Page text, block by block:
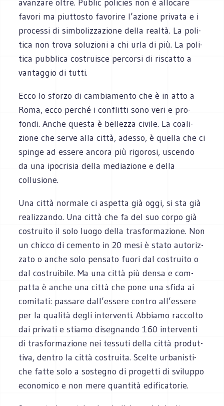
avan­zare oltre. Public poli­cies non è allo­care
favori ma piut­to­sto favo­rire l’azione pri­vata e i
pro­cessi di sim­bo­liz­za­zione della realtà. La poli­
tica non trova solu­zioni a chi urla di più. La poli­
tica pub­blica costrui­sce per­corsi di riscatto a
van­tag­gio di tutti.
Ecco lo sforzo di cam­bia­mento che è in atto a
Roma, ecco per­ché i con­flitti sono veri e pro­
fondi. Anche que­sta è bel­lezza civile. La coa­li­
zione che serve alla città, adesso, è quella che ci
spinge ad essere ancora più rigo­rosi, uscendo
da una ipo­cri­sia della media­zione e della
collusione.
Una città nor­male ci aspetta già oggi, si sta già
rea­liz­zando. Una città che fa del suo corpo già
costruito il solo luogo della tra­sfor­ma­zione. Non
un chicco di cemento in 20 mesi è stato auto­riz­
zato o anche solo pen­sato fuori dal costruito o
dal costrui­bile. Ma una città più densa e com­
patta è anche una città che pone una sfida ai
comi­tati: pas­sare dall’essere con­tro all’essere
per la qua­lità degli inter­venti. Abbiamo rac­colto
dai pri­vati e stiamo dise­gnando 160 inter­venti
di tra­sfor­ma­zione nei tes­suti della città pro­dut­
tiva, den­tro la città costruita. Scelte urba­ni­sti­
che fatte solo a soste­gno di pro­getti di svi­luppo
eco­no­mico e non mere quan­tità edificatorie.